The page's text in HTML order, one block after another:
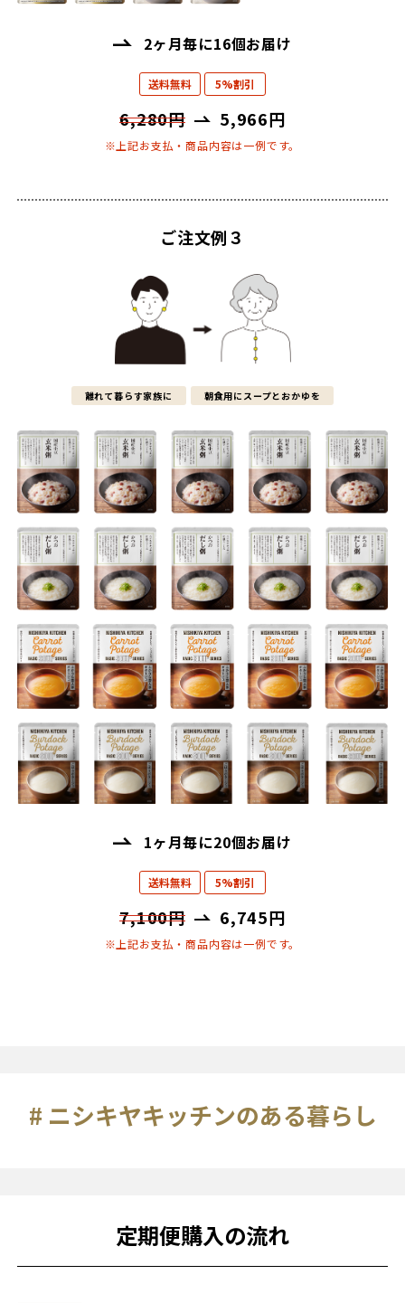
2ヶ月毎に16個お届け
送料無料 5%割引
6,280円 5,966円
※上記お支払・商品内容は一例です。
ご注文例３
離れて暮らす家族に 朝食用にスープとおかゆを
1ヶ月毎に20個お届け
送料無料 5%割引
7,100円 6,745円
※上記お支払・商品内容は一例です。
# ニシキヤキッチンのある暮らし
定期便購入の流れ